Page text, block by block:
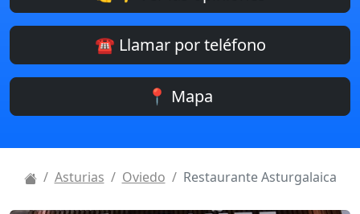
☎️ Llamar por teléfono
📍 Mapa
Asturias Oviedo Restaurante Asturgalaica